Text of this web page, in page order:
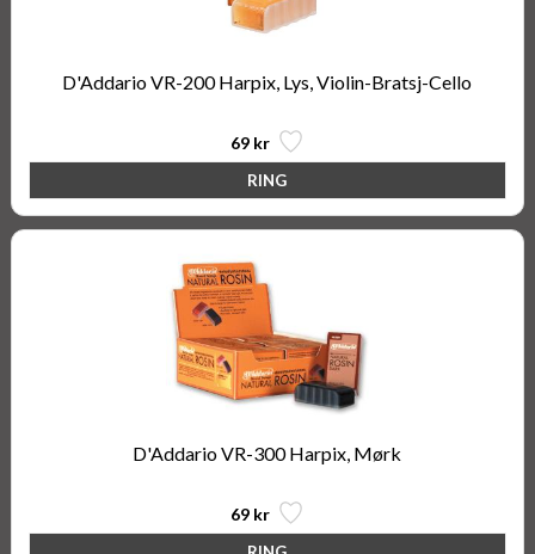
D'Addario VR-200 Harpix, Lys, Violin-Bratsj-Cello
69 kr
D'Addario VR-300 Harpix, Mørk
69 kr